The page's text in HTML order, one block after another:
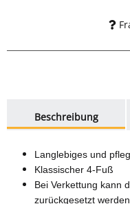
Beschreibung
Langlebiges und
Klassischer 4-Fuß
Bei Verkettung kann
zurückgesetzt werden